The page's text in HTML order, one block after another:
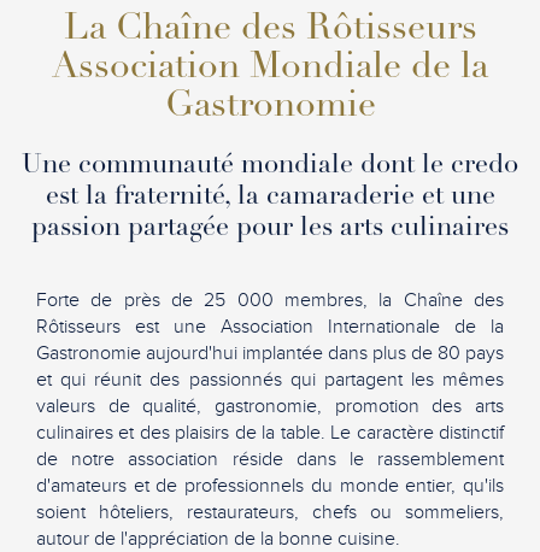
La Chaîne des Rôtisseurs
Association Mondiale de la
Gastronomie
Une communauté mondiale dont le credo
est la fraternité, la camaraderie et une
passion partagée pour les arts culinaires
Forte de près de 25 000 membres, la Chaîne des
Rôtisseurs est une Association Internationale de la
Gastronomie aujourd'hui implantée dans plus de 80 pays
et qui réunit des passionnés qui partagent les mêmes
valeurs de qualité, gastronomie, promotion des arts
culinaires et des plaisirs de la table. Le caractère distinctif
de notre association réside dans le rassemblement
d'amateurs et de professionnels du monde entier, qu'ils
soient hôteliers, restaurateurs, chefs ou sommeliers,
autour de l'appréciation de la bonne cuisine.